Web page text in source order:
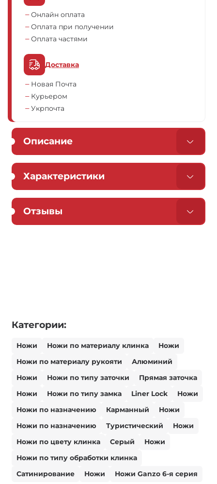
Онлайн оплата
Оплата при получении
Оплата частями
Доставка
Новая Почта
Курьером
Укрпочта
Описание
Характеристики
Отзывы
Категории:
Ножи Ножи по материалу клинка
Ножи
Ножи по материалу рукояти
Алюминий
Ножи
Ножи по типу заточки
Прямая заточка
Ножи
Ножи по типу замка Liner Lock
Ножи
Ножи по назначению
Карманный
Ножи
Ножи по назначению
Туристический
Ножи
Ножи по цвету клинка
Серый
Ножи
Ножи по типу обработки клинка
Сатинирование
Ножи Ножи Ganzo 6-я серия